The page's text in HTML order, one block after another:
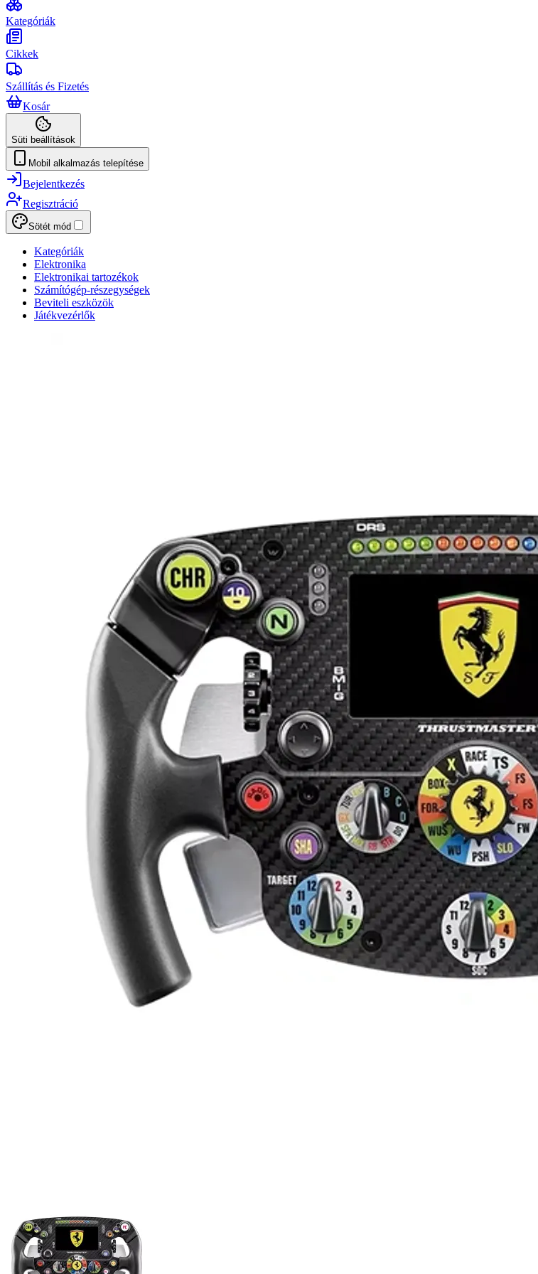
Kategóriák
Cikkek
Szállítás és Fizetés
Kosár
Süti beállítások
Mobil alkalmazás telepítése
Bejelentkezés
Regisztráció
Sötét mód
Kategóriák
Elektronika
Elektronikai tartozékok
Számítógép-részegységek
Beviteli eszközök
Játékvezérlők